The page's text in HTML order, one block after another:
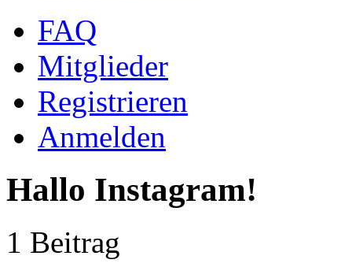
FAQ
Mitglieder
Registrieren
Anmelden
Hallo Instagram!
1 Beitrag